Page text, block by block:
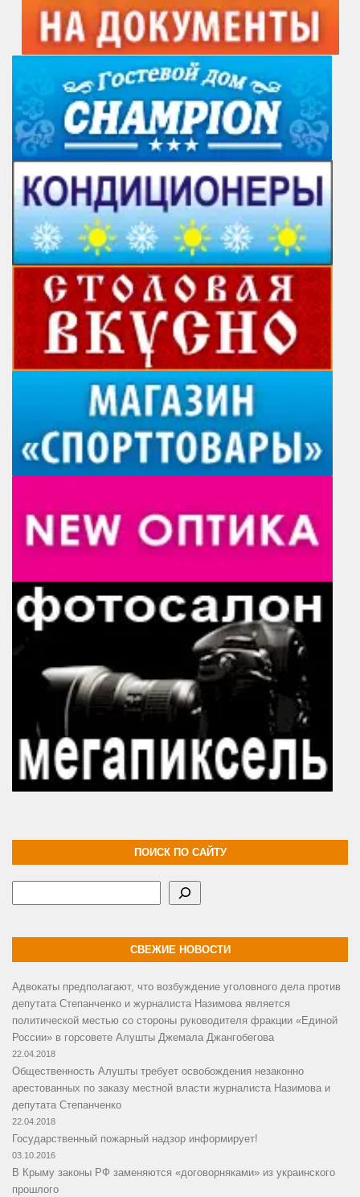
ПОИСК ПО САЙТУ
СВЕЖИЕ НОВОСТИ
Адвокаты предполагают, что возбуждение уголовного дела против
депутата Степанченко и журналиста Назимова является
политической местью со стороны руководителя фракции «Единой
России» в горсовете Алушты Джемала Джангобегова
22.04.2018
Общественность Алушты требует освобождения незаконно
арестованных по заказу местной власти журналиста Назимова и
депутата Степанченко
22.04.2018
Государственный пожарный надзор информирует!
03.10.2016
В Крыму законы РФ заменяются «договорняками» из украинского
прошлого